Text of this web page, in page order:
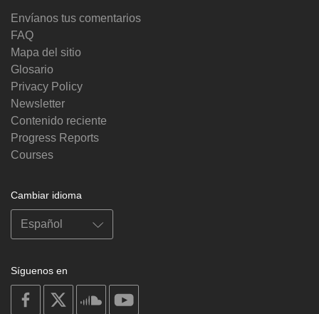
Envíanos tus comentarios
FAQ
Mapa del sitio
Glosario
Privacy Policy
Newsletter
Contenido reciente
Progress Reports
Courses
Cambiar idioma
Síguenos en
on
facebook
soundcloud